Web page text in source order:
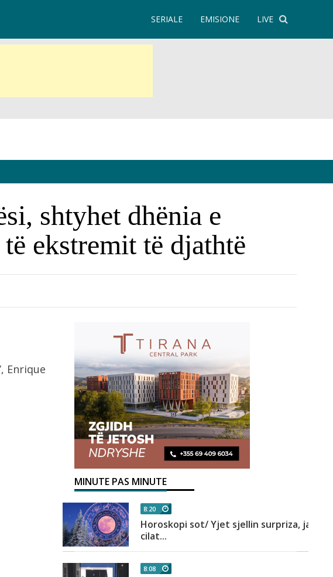
LIVE
EMISIONE
SERIALE
shtyhet dhënia e
ekstremit të djathtë
Enrique
MINUTE PAS MINUTE
8:20
Horoskopi sot/ Yjet sjellin surpriza, ja
cilat...
8:08